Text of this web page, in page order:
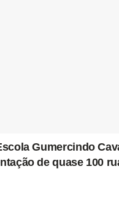
Gumercindo
de quase 100